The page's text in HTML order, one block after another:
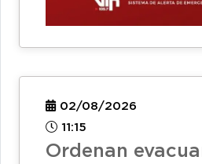
02/08/2026
11:15
Ordenan